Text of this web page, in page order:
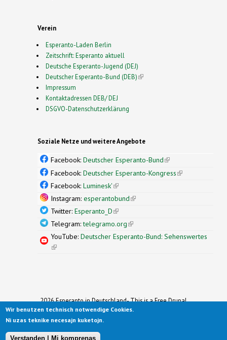
Verein
Esperanto-Laden Berlin
Zeitschrift: Esperanto aktuell
Deutsche Esperanto-Jugend (DEJ)
Deutscher Esperanto-Bund (DEB)(link is external)
Impressum
Kontaktadressen DEB/ DEJ
DSGVO-Datenschutzerklärung
Soziale Netze und weitere Angebote
Facebook: Deutscher Esperanto-Bund(link is
external)
Facebook: Deutscher Esperanto-Kongress(link is
Facebook: Luminesk'(link is external)
Instagram: esperantobund(link is external)
Twitter: Esperanto_D(link is external)
Telegram:telegramo.org(link is external)
YouTube: Deutscher Esperanto-Bund: Sehenswertes
(link is external)
2026 Esperanto in Deutschland- This is a Free Drupal
Theme
Ported to Drupal for the Open Source Community by
Original design by
Wir benutzen technisch notwendige Cookies.
Ni uzas teknike necesajn kuketojn.
Verstanden | Mi komprenas